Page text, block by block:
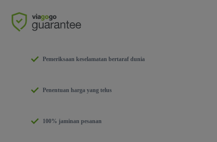
Pemeriksaan keselamatan bertaraf dunia
Penentuan harga yang telus
100% jaminan pesanan